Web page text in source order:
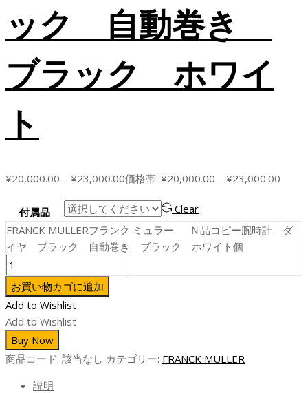
ック 自動巻き
ブラック ホワイ
ト
¥20,000.00 – ¥23,000.00価格帯: ¥20,000.00 – ¥23,000.00
付属品
Clear
FRANCK MULLERフランク ミュラー Ｎ品コピー腕時計 ダ
イヤ ブラック 自動巻き ブラック ホワイト個
お買い物カゴに追加
Add to Wishlist
Add to Wishlist
Buy Now
商品コード: 該当なし カテゴリー: FRANCK MULLER
説明